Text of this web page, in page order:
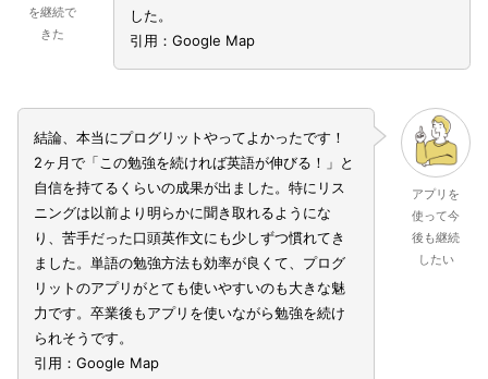
を継続で
きた
した。
引用：Google Map
アプリを
使って今
後も継続
したい
結論、本当にプログリットやってよかったです！
2ヶ月で「この勉強を続ければ英語が伸びる！」と
自信を持てるくらいの成果が出ました。特にリス
ニングは以前より明らかに聞き取れるようにな
り、苦手だった口頭英作文にも少しずつ慣れてき
ました。単語の勉強方法も効率が良くて、プログ
リットのアプリがとても使いやすいのも大きな魅
力です。卒業後もアプリを使いながら勉強を続け
られそうです。
引用：Google Map